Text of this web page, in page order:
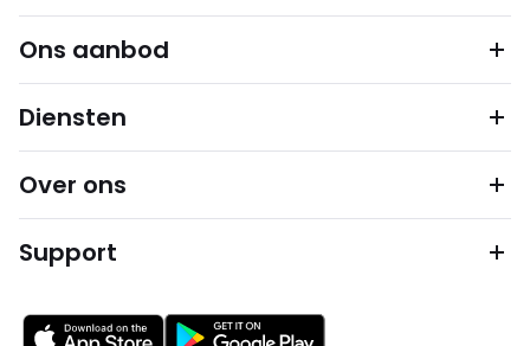
Ons aanbod
Diensten
Over ons
Support